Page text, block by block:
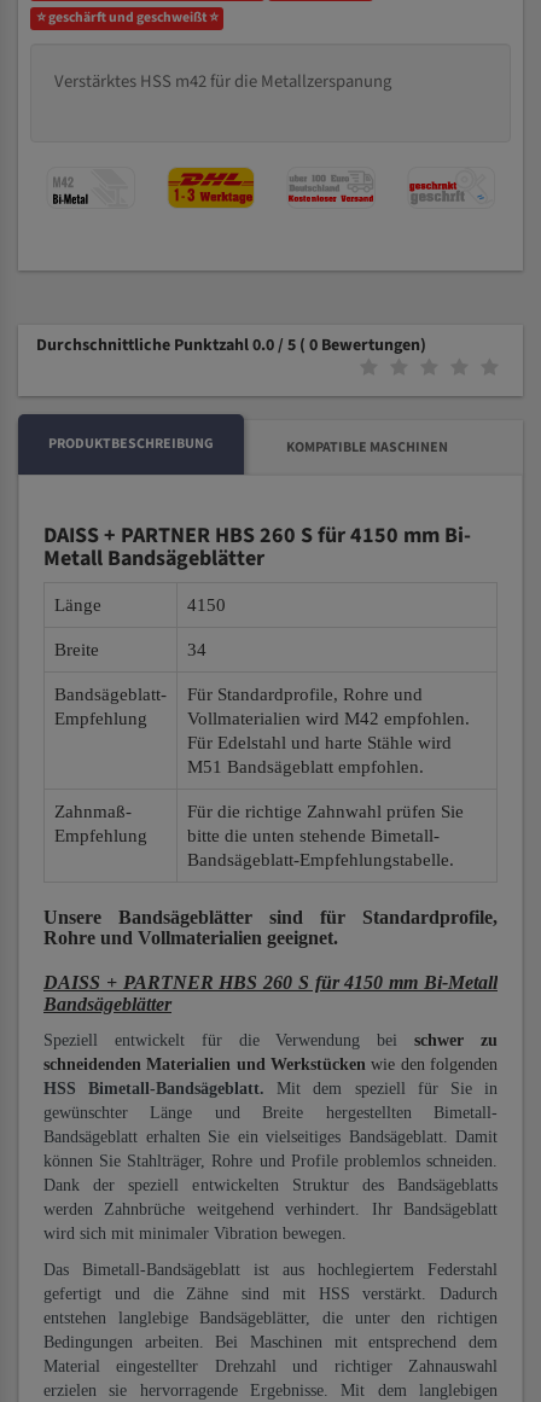
⭐ geschärft und geschweißt ⭐
Verstärktes HSS m42 für die Metallzerspanung
Durchschnittliche Punktzahl 0.0 / 5 ( 0 Bewertungen)
PRODUKTBESCHREIBUNG KOMPATIBLE MASCHINEN
DAISS + PARTNER HBS 260 S für 4150 mm Bi-
Metall Bandsägeblätter
Länge 4150
Breite 34
Bandsägeblatt-
Empfehlung
Für Standardprofile, Rohre und
Vollmaterialien wird M42 empfohlen.
Für Edelstahl und harte Stähle wird
M51 Bandsägeblatt empfohlen.
Zahnmaß-
Empfehlung
Für die richtige Zahnwahl prüfen Sie
bitte die unten stehende Bimetall-
Bandsägeblatt-Empfehlungstabelle.
Unsere Bandsägeblätter sind für Standardprofile,
Rohre und Vollmaterialien geeignet.
DAISS + PARTNER HBS 260 S für 4150 mm Bi-Metall
Bandsägeblätter
Speziell entwickelt für die Verwendung beischwer zu
schneidenden Materialien und Werkstücken wie den folgenden
HSS Bimetall-Bandsägeblatt. Mit dem speziell für Sie in
gewünschter Länge und Breite hergestellten Bimetall-
Bandsägeblatt erhalten Sie ein vielseitiges Bandsägeblatt. Damit
können Sie Stahlträger, Rohre und Profile problemlos schneiden.
Dank der speziell entwickelten Struktur des Bandsägeblatts
werden Zahnbrüche weitgehend verhindert. Ihr Bandsägeblatt
wird sich mit minimaler Vibration bewegen.
Das Bimetall-Bandsägeblatt ist aus hochlegiertem Federstahl
gefertigt und die Zähne sind mit HSS verstärkt. Dadurch
entstehen langlebige Bandsägeblätter, die unter den richtigen
Bedingungen arbeiten. Bei Maschinen mit entsprechend dem
Material eingestellter Drehzahl und richtiger Zahnauswahl
erzielen sie hervorragende Ergebnisse. Mit dem langlebigen